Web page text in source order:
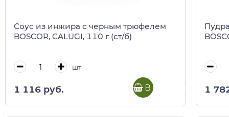
Соус из инжира с черным трюфелем
BOSCOR, CALUGI, 110 г (ст/б)
шт
1 116 руб. В корзину 1